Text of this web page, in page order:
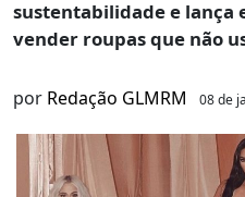
sustentabilidade e lança
vender roupas que não
por Redação GLMRM 08 de